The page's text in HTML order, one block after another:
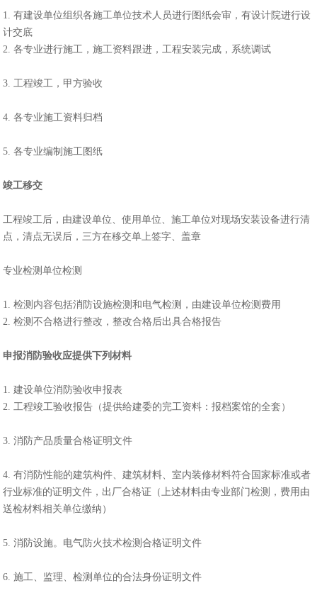
1. 有建设单位组织各施工单位技术人员进行图纸会审，有设计院进行设
计交底
2. 各专业进行施工，施工资料跟进，工程安装完成，系统调试
3. 工程竣工，甲方验收
4. 各专业施工资料归档
5. 各专业编制施工图纸
竣工移交
工程竣工后，由建设单位、使用单位、施工单位对现场安装设备进行清
点，清点无误后，三方在移交单上签字、盖章
专业检测单位检测
1. 检测内容包括消防设施检测和电气检测，由建设单位检测费用
2. 检测不合格进行整改，整改合格后出具合格报告
申报消防验收应提供下列材料
1. 建设单位消防验收申报表
2. 工程竣工验收报告（提供给建委的完工资料：报档案馆的全套）
3. 消防产品质量合格证明文件
4. 有消防性能的建筑构件、建筑材料、室内装修材料符合国家标准或者
行业标准的证明文件，出厂合格证（上述材料由专业部门检测，费用由
送检材料相关单位缴纳）
5. 消防设施。电气防火技术检测合格证明文件
6. 施工、监理、检测单位的合法身份证明文件